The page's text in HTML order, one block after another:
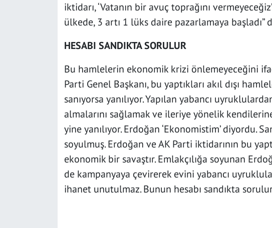
iktidarı, ‘Vatanın bir avuç toprağını
ülkede, 3 artı 1 lüks daire pazarlamaya başladı”
HESABI SANDIKTA SORULUR
Bu hamlelerin ekonomik krizi önlemeyeceğini
Parti Genel Başkanı, bu yaptıkları akıl dışı
sanıyorsa yanılıyor. Yapılan yabancı
almalarını sağlamak ve ileriye yönelik
yine yanılıyor. Erdoğan ‘Ekonomistim’ diyordu.
soyulmuş. Erdoğan ve AK Parti iktidarının bu
ekonomik bir savaştır. Emlakçılığa soyunan
de kampanyaya çevirerek evini yabancı
ihanet unutulmaz. Bunun hesabı sandıkta